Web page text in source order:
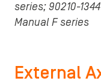
series; 90210-
Manual F series
External